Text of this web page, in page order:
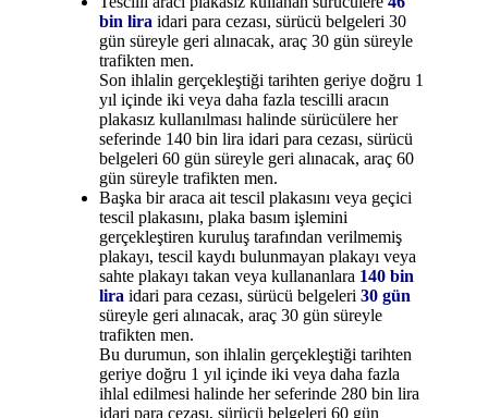
bin lira idari para cezası, sürücü belgeleri 30
gün süreyle geri alınacak, araç 30 gün süreyle
trafikten men.
Son ihlalin gerçekleştiği tarihten geriye doğru 1
yıl içinde iki veya daha fazla tescilli aracın
plakasız kullanılması halinde sürücülere her
seferinde 140 bin lira idari para cezası, sürücü
belgeleri 60 gün süreyle geri alınacak, araç 60
gün süreyle trafikten men.
Başka bir araca ait tescil plakasını veya geçici
tescil plakasını, plaka basım işlemini
gerçekleştiren kuruluş tarafından verilmemiş
plakayı, tescil kaydı bulunmayan plakayı veya
sahte plakayı takan veya kullananlara 140 bin
lira idari para cezası, sürücü belgeleri30 gün
süreyle geri alınacak, araç 30 gün süreyle
trafikten men.
Bu durumun, son ihlalin gerçekleştiği tarihten
geriye doğru 1 yıl içinde iki veya daha fazla
ihlal edilmesi halinde her seferinde 280 bin lira
idari para cezası, sürücü belgeleri 60 gün